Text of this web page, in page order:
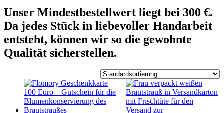
Unser Mindestbestellwert liegt bei 300 €.
Da jedes Stück in liebevoller Handarbeit
entsteht, können wir so die gewohnte
Qualität sicherstellen.